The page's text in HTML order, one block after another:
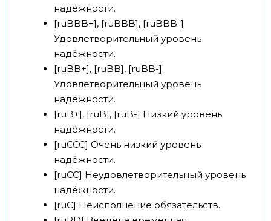
надёжности.
[ruBBB+], [ruBBB], [ruBBB-]
Удовлетворительный уровень
надёжности.
[ruBB+], [ruBB], [ruBB-]
Удовлетворительный уровень
надёжности.
[ruB+], [ruB], [ruB-] Низкий уровень
надёжности.
[ruCCC] Очень низкий уровень
надёжности.
[ruCC] Неудовлетворительный уровень
надёжности.
[ruC] Неисполнение обязательств.